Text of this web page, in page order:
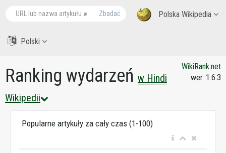
Polska Wikipedia
Zbadać
Polski
Ranking wydarzeń w Hindi
Wikipedii
WikiRank.net
wer. 1.6.3
Popularne artykuły za cały czas (1-100)